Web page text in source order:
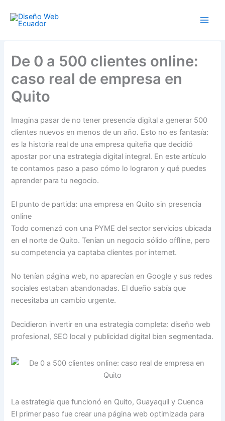
contenido
De 0 a 500 clientes online:
caso real de empresa en
Quito
Imagina pasar de no tener presencia digital a generar 500
clientes nuevos en menos de un año. Esto no es fantasía:
es la historia real de una empresa quiteña que decidió
apostar por una estrategia digital integral. En este artículo
te contamos paso a paso cómo lo lograron y qué puedes
aprender para tu negocio.
El punto de partida: una empresa en Quito sin presencia
online
Todo comenzó con una PYME del sector servicios ubicada
en el norte de Quito. Tenían un negocio sólido offline, pero
su competencia ya captaba clientes por internet.
No tenían página web, no aparecían en Google y sus redes
sociales estaban abandonadas. El dueño sabía que
necesitaba un cambio urgente.
Decidieron invertir en una estrategia completa: diseño web
profesional, SEO local y publicidad digital bien segmentada.
La estrategia que funcionó en Quito, Guayaquil y Cuenca
El primer paso fue crear una página web optimizada para